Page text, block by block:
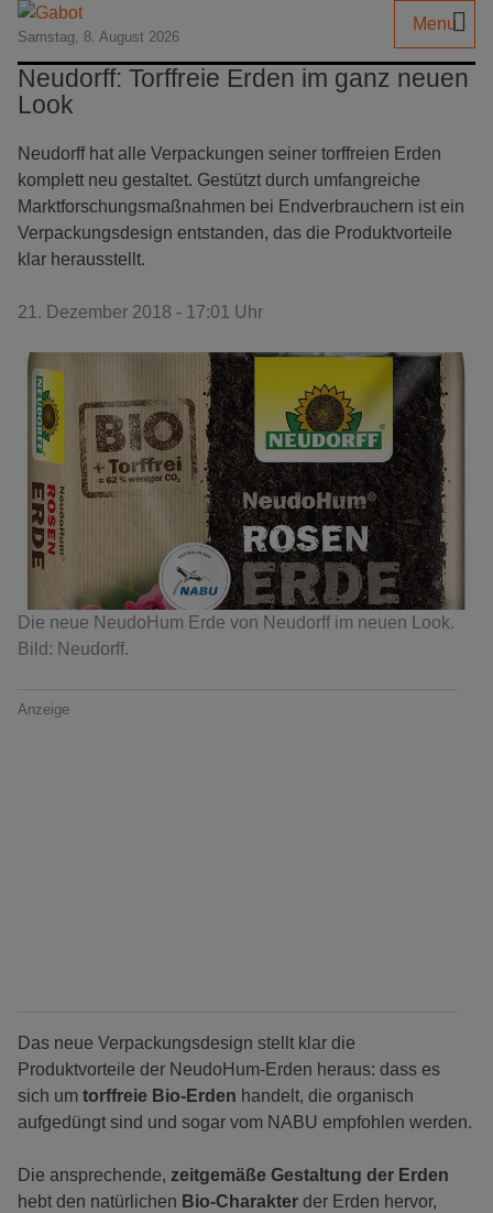
Samstag, 8. August 2026
Menu
Neudorff: Torffreie Erden im ganz neuen
Look
Neudorff hat alle Verpackungen seiner torffreien Erden
komplett neu gestaltet. Gestützt durch umfangreiche
Marktforschungsmaßnahmen bei Endverbrauchern ist ein
Verpackungsdesign entstanden, das die Produktvorteile
klar herausstellt.
21. Dezember 2018 - 17:01 Uhr
Die neue NeudoHum Erde von Neudorff im neuen Look.
Bild: Neudorff.
Anzeige
Das neue Verpackungsdesign stellt klar die
Produktvorteile der NeudoHum-Erden heraus: dass es
sich um torffreie Bio-Erden handelt, die organisch
aufgedüngt sind und sogar vom NABU empfohlen werden.
Die ansprechende, zeitgemäße Gestaltung der Erden
hebt den natürlichen Bio-Charakter der Erden hervor,